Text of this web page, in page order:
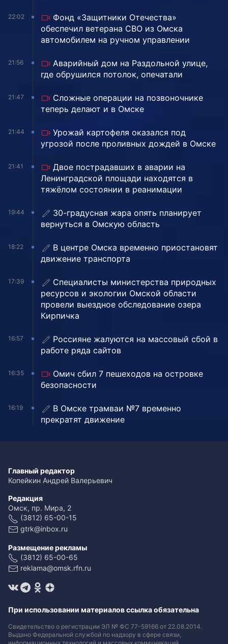
22:02
Фонд «Защитники Отечества»
обеспечил ветерана СВО из Омска
автомобилем на ручном управлении
21:56
Аварийный дом на Раздольной улице,
где обрушился потолок, опечатали
21:47
Сложные операции на позвоночнике
теперь делают и в Омске
21:44
Урожай картофеля оказался под
угрозой после проливных дождей в Омске
21:41
Двое пострадавших в аварии на
Ленинградской площади находятся в
тяжёлом состоянии в реанимации
19:44
30-градусная жара опять планирует
вернуться в Омскую область
18:22
В центре Омска временно приостановят
движение транспорта
17:39
Специалисты министерства природных
ресурсов и экологии Омской области
провели выездное обследование озера
Кирпичка
16:57
Россияне жалуются на массовый сбой в
работе ряда сайтов
16:35
Омич сбил 7 пешеходов на островке
безопасности
16:19
В Омске трамваи №7 временно
прекратят движение
Главный редактор
Копейкин Андрей Валерьевич
Редакция
Омск, пр. Мира, 2
(3812) 65-00-15
gtrk@inbox.ru
Размещение рекламы
(3812) 65-00-65
reklama@omsk.rfn.ru
При использовании материалов ссылка обязательна
Свидетельство о регистрации ЭЛ № ФС 77-59166 от 22.08.2014.
Выдано Федеральной службой по надзору в сфере связи,